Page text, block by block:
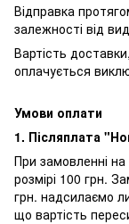
Відправка
залежності від
Вартість
оплачується
Умови оплати
1. Післяплата
При замовленні
розмірі 100 грн.
грн. надсилаємо
що вартість